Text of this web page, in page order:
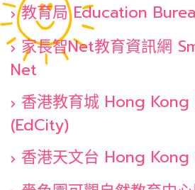
教育局 Education
家長智Net教育資訊網
Net
香港教育城 Hong
(EdCity)
香港天文台 Hong